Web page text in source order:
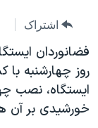
صفحه
اصلی
جهش
به
جستجو
آمریکا
جهان
ورزشی
گزیده‌ها
جدول برنامه ها
صفحه‌های ویژه
جام جهانی ۲۰۲۶
عملیات خشم
فرکانس‌های
پخش رادیویی
اشتراک
فضانوردان
روز چهارشنبه
ايستگاه، نصب
خورشيدی بر آن